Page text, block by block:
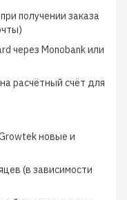
получении заказа
через Monobank или
расчётный счёт для
новые и
(в зависимости